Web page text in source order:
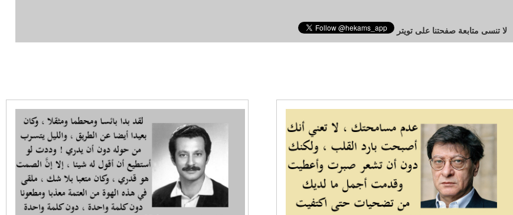
لا تنسى متابعة صفحتنا على تويتر